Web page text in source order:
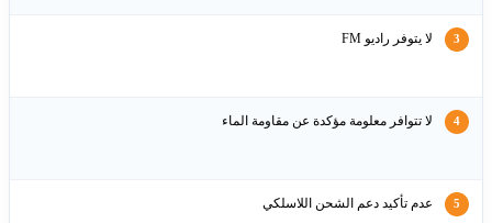
لا يتوفر راديو FM
لا تتوافر معلومة مؤكدة عن مقاومة الماء
عدم تأكيد دعم الشحن اللاسلكي